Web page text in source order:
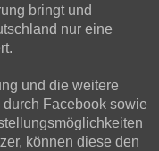
bringt und
nur eine
und die weitere
Facebook sowie
können diese den